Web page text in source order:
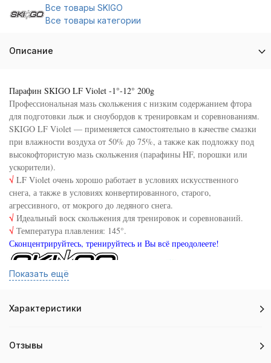
Все товары SKIGO
Все товары категории
Описание
Парафин SKIGO LF Violet -1°-12° 200g
Профессиональная мазь скольжения с низким содержанием фтора
для подготовки лыж и сноубордов к тренировкам и соревнованиям.
SKIGO LF Violet — применяется самостоятельно в качестве смазки
при влажности воздуха от 50% до 75%, а также как подложку под
высокофтористую мазь скольжения (парафины HF, порошки или
ускорители).
√ LF Violet очень хорошо работает в условиях искусственного
снега, а также в условиях конвертированного, старого,
агрессивного, от мокрого до ледяного снега.
√ Идеальный воск скольжения для тренировок и соревнований.
√ Температура плавления: 145°.
Сконцентрируйтесь, тренируйтесь и Вы всё преодолеете!
Показать ещё
Характеристики
Отзывы